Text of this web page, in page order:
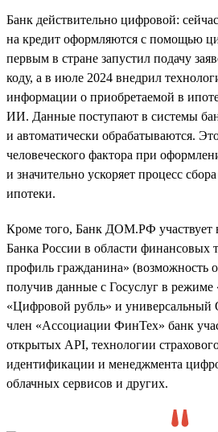
Банк действительно цифровой:
на кредит оформляются с помощью
первым в стране запустил подачу
коду, а в июле 2024 внедрил
информации о приобретаемой в
ИИ. Данные поступают в системы
и автоматически обрабатываются.
человеческого фактора при
и значительно ускоряет процесс
ипотеки.
Кроме того, Банк ДОМ.РФ участвует
Банка России в области финансовых
профиль гражданина» (возможность
получив данные с Госуслуг в режиме
«Цифровой рубль» и
член «Ассоциации ФинТех» банк
открытых API, технологии
идентификации и менеджмента
облачных сервисов и других.